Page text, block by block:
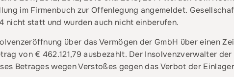
im Firmenbuch zur Offenlegung angemeldet.
nicht statt und wurden auch nicht einberufen.
über das Vermögen der GmbH über einen
von € 462.121,79 ausbezahlt. Der Insolvenzverwalter
Betrages wegen Verstoßes gegen das Verbot der